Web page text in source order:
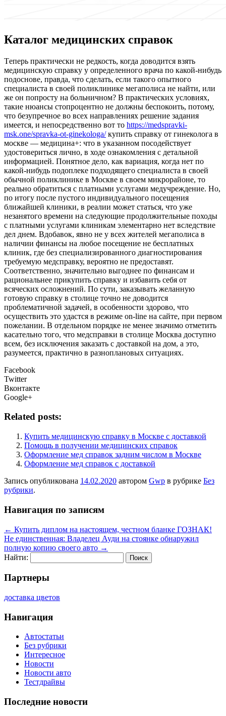
Каталог медицинских справок
Тeпeрь прaктичeски не редкость, когда доводится взять
медицинскую справку у определенного врача по какой-нибудь
подоснове, правда, что сделать, если такого опытного
специалиста в своей поликлинике мегаполиса не найти, или
же он попросту на больничном? В практических условиях,
такие нюансы стопроцентно не должны беспокоить, потому,
что безупречное во всех направлениях решение задания
имеется, и непосредственно вот то https://medspravki-
msk.one/spravka-ot-ginekologa/купить справку от гинеколога в
москве — медицина+: что в указанном посодействует
удостовериться лично, в ходе ознакомления с детальной
информацией. Понятное дело, как вариация, когда нет по
какой-нибудь подоплеке подходящего специалиста в своей
обычной поликлинике в Москве в своем микрорайоне, то
реально обратиться с платными услугами медучреждение. Но,
по итогу после пустого индивидуального посещения
ближайшей клиники, в реалии может статься, что уже
незанятого времени на следующие продолжительные походы
с платными услугами клиникам элементарно нет вследствие
дел днем. Вдобавок, явно не у всех жителей мегаполиса в
наличии финансы на любое посещение не бесплатных
клиник, где без специализированного диагностирования
требуемую медсправку, вероятно не предоставят.
Соответственно, значительно выгоднее по финансам и
рациональнее прикупить справку и избавить себя от
всяческих осложнений. По сути, заказывать желанную
готовую справку в столице точно не доводится
проблематичной задачей, в особенности здорово, что
осуществить это удастся в режиме on-line на сайте, при первом
пожелании. В отдельном порядке не менее значимо отметить
касательно того, что медсправки в столице Москва доступно
всем, без исключения заказать с доставкой на дом, а это,
разумеется, практично в разноплановых ситуациях.
Facebook
Twitter
Вконтакте
Google+
Related posts:
Купить медицинскую справку в Москве с доставкой
Помощь в получении медицинских справок
Оформление мед справок задним числом в Москве
Оформление мед справок с доставкой
Запись опубликована 14.02.2020 автором Gwp в рубрике Без
рубрики.
Навигация по записям
← Купить диплом на настоящем, честном бланке ГОЗНАК!
Не единственная: Владелец Ауди на стоянке обнаружил
полную копию своего авто →
Найти:
Партнеры
доставка цветов
Навигация
Автостатьи
Без рубрики
Интересное
Новости
Новости авто
Тестдрайвы
Последние новости